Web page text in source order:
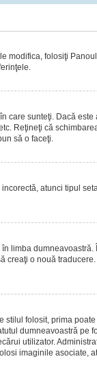
modifica, folosiţi
care sunteţi. Dacă
Reţineţi că
să o faceţi.
atunci tipul
limba
o nouă
folosit, prima
dumneavoastră pe
utilizator.
imaginile asociate,